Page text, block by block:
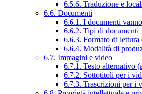
6.5.6. Traduzione e
6.6. Documenti
6.6.1. I documenti
6.6.2. Tipi di documenti
6.6.3. Formato di
6.6.4. Modalità di
6.7. Immagini e video
6.7.1. Testo alternativo
6.7.2. Sottotitoli per i
6.7.3. Trascrizioni per i